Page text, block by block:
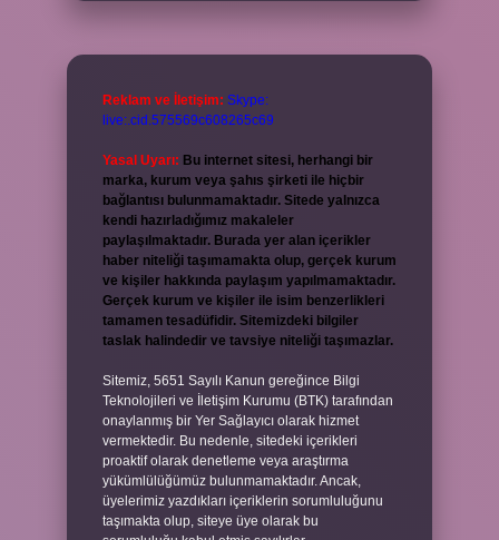
Reklam ve İletişim: Skype:
live:.cid.575569c608265c69
Yasal Uyarı: Bu internet sitesi, herhangi bir
marka, kurum veya şahıs şirketi ile hiçbir
bağlantısı bulunmamaktadır. Sitede yalnızca
kendi hazırladığımız makaleler
paylaşılmaktadır. Burada yer alan içerikler
haber niteliği taşımamakta olup, gerçek kurum
ve kişiler hakkında paylaşım yapılmamaktadır.
Gerçek kurum ve kişiler ile isim benzerlikleri
tamamen tesadüfidir. Sitemizdeki bilgiler
taslak halindedir ve tavsiye niteliği taşımazlar.
Sitemiz, 5651 Sayılı Kanun gereğince Bilgi
Teknolojileri ve İletişim Kurumu (BTK) tarafından
onaylanmış bir Yer Sağlayıcı olarak hizmet
vermektedir. Bu nedenle, sitedeki içerikleri
proaktif olarak denetleme veya araştırma
yükümlülüğümüz bulunmamaktadır. Ancak,
üyelerimiz yazdıkları içeriklerin sorumluluğunu
taşımakta olup, siteye üye olarak bu